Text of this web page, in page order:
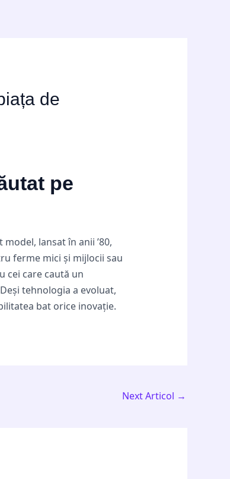
de
pe
lansat în anii ’80,
ferme mici și mijlocii sau
cei care caută un
tehnologia a evoluat,
bat orice inovație.
Next Articol →